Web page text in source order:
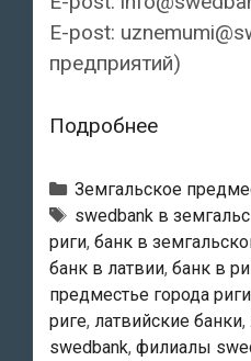
E-post:
предприятий)
ПодробнееSwedbank
Филиал
«Rīga
Plaza»
Рубрики
Земгальское
Тэги
swedbank в
риги, банк в
банк в латвии, банк в
предместье города риги
риге, латвийские банки,
swedbank, филиалы